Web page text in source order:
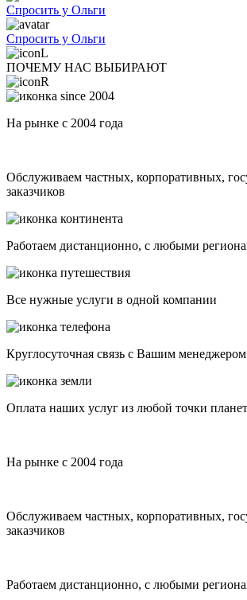
Спросить у Ольги
Спросить у Ольги
ПОЧЕМУ НАС ВЫБИРАЮТ
На рынке с 2004 года
Обслуживаем частных, корпоративных,
заказчиков
Работаем дистанционно, с любыми
Все нужные услуги в одной компании
Круглосуточная связь с Вашим менеджером
Оплата наших услуг из любой точки
На рынке с 2004 года
Обслуживаем частных, корпоративных,
заказчиков
Работаем дистанционно, с любыми